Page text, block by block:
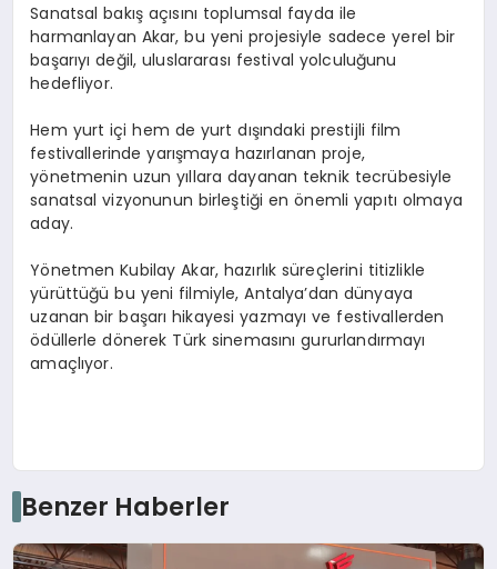
Sanatsal bakış açısını toplumsal fayda ile
harmanlayan Akar, bu yeni projesiyle sadece yerel bir
başarıyı değil, uluslararası festival yolculuğunu
hedefliyor.
Hem yurt içi hem de yurt dışındaki prestijli film
festivallerinde yarışmaya hazırlanan proje,
yönetmenin uzun yıllara dayanan teknik tecrübesiyle
sanatsal vizyonunun birleştiği en önemli yapıtı olmaya
aday.
Yönetmen Kubilay Akar, hazırlık süreçlerini titizlikle
yürüttüğü bu yeni filmiyle, Antalya’dan dünyaya
uzanan bir başarı hikayesi yazmayı ve festivallerden
ödüllerle dönerek Türk sinemasını gururlandırmayı
amaçlıyor.
Benzer Haberler